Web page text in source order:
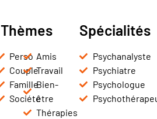
Thèmes
Perso
Couple
Famille
Société
Amis
Travail
Bien-
être
Thérapies
Spécialités
Psychanalyste
Psychiatre
Psychologue